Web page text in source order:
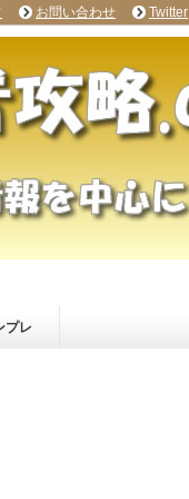
プレ
お問い合わせ Twitter